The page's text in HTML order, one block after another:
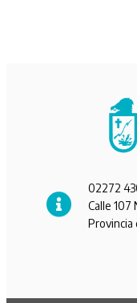
02272
Calle
Provincia